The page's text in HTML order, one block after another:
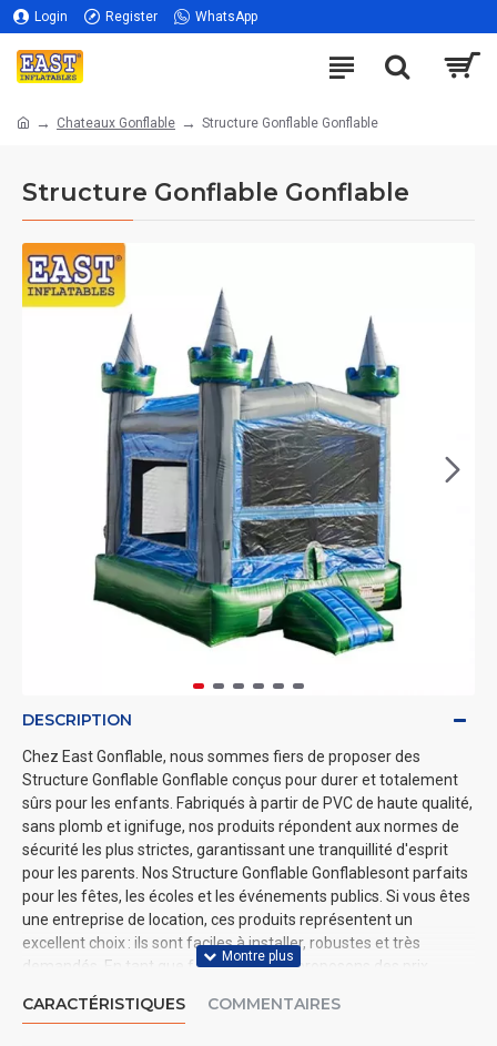
Login Register WhatsApp
Chateaux Gonflable Structure Gonflable Gonflable
Structure Gonflable Gonflable
DESCRIPTION
Chez East Gonflable, nous sommes fiers de proposer des
Structure Gonflable Gonflable conçus pour durer et totalement
sûrs pour les enfants. Fabriqués à partir de PVC de haute qualité,
sans plomb et ignifuge, nos produits répondent aux normes de
sécurité les plus strictes, garantissant une tranquillité d'esprit
pour les parents. Nos Structure Gonflable Gonflablesont parfaits
pour les fêtes, les écoles et les événements publics. Si vous êtes
une entreprise de location, ces produits représentent un
excellent choix : ils sont faciles à installer, robustes et très
demandés. En tant que fabricant, nous proposons des prix
produits de qualité à des tarifs abordables.
CARACTÉRISTIQUES COMMENTAIRES